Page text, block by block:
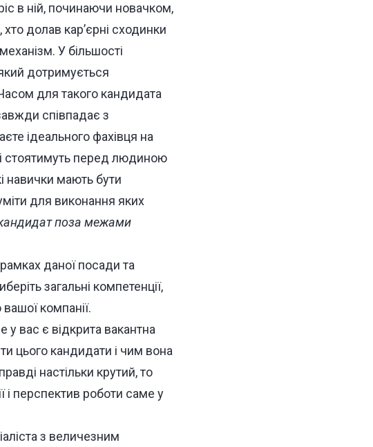
в ній, починаючи новачком,
долав кар’єрні сходинки
У більшості
дотримується
для такого кандидата
співпадає з
ідеального фахівця на
стоятимуть перед людиною
навички мають бути
для виконання яких
поза межами
даної посади та
загальні компетенції,
компанії.
у вас є відкрита вакантна
цього кандидати і чим вона
настільки крутий, то
і перспектив роботи саме у
з величезним